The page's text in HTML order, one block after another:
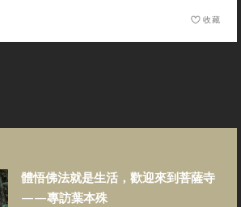
收藏
體悟佛法就是生活，歡迎來到菩薩寺
——專訪葉本殊